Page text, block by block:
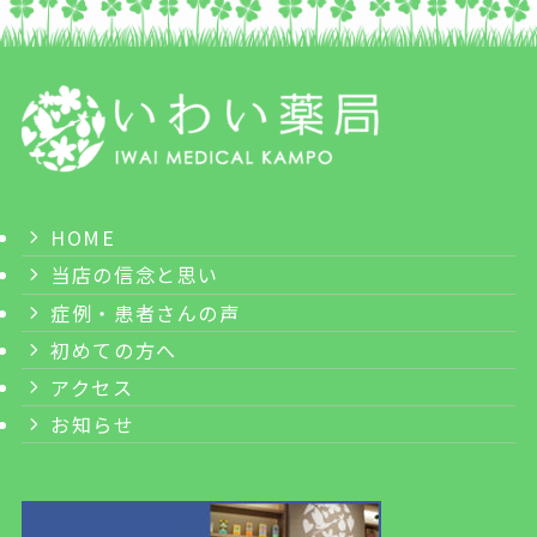
HOME
当店の信念と思い
症例・患者さんの声
初めての方へ
アクセス
お知らせ